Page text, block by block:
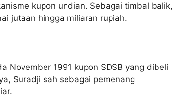
kupon undian. Sebagai timbal balik,
jutaan hingga miliaran rupiah.
November 1991 kupon SDSB yang dibeli
Suradji sah sebagai pemenang